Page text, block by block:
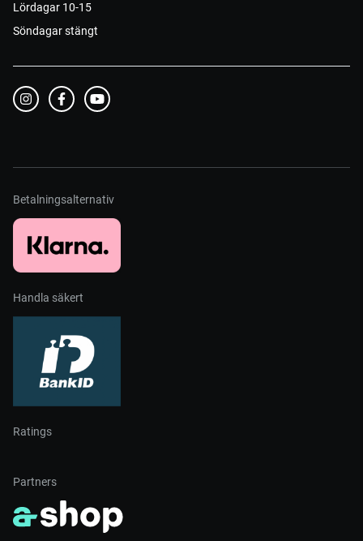
Lördagar 10-15
Söndagar stängt
Betalningsalternativ
Handla säkert
Ratings
Partners